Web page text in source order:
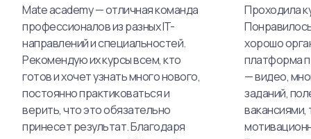
Mate academy — отличная команда
профессионалов из разных IT-
направлений и специальностей.
Рекомендую их курсы всем, кто
готов и хочет узнать много нового,
постоянно практиковаться и
верить, что это обязательно
принесет результат. Благодаря
Проходила
хорошо
платформа
— видео,
заданий,
вакансиями,